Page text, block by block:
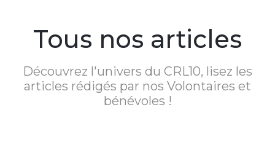
Tous nos articles
Découvrez l'univers du CRL10, lisez les
articles rédigés par nos Volontaires et
bénévoles !